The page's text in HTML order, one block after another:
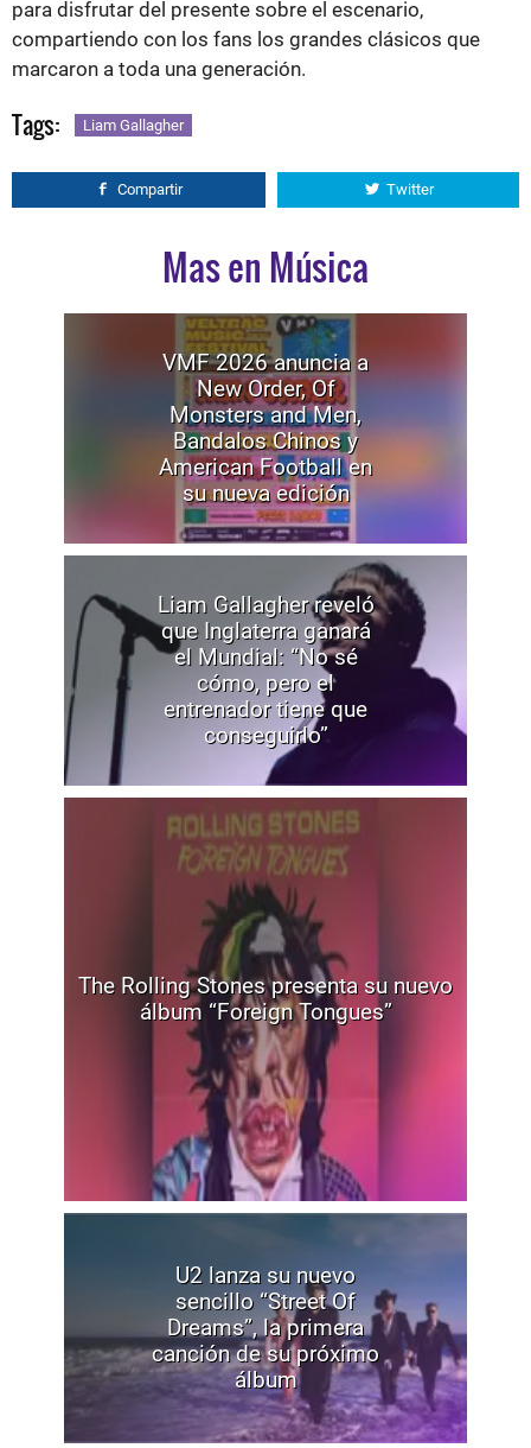
para disfrutar del presente sobre el escenario,
compartiendo con los fans los grandes clásicos que
marcaron a toda una generación.
Tags: Liam Gallagher
Compartir Twitter
Mas en Música
VMF 2026 anuncia a
New Order, Of
Monsters and Men,
Bandalos Chinos y
American Football en
su nueva edición
Liam Gallagher reveló
que Inglaterra ganará
el Mundial: “No sé
cómo, pero el
entrenador tiene que
conseguirlo”
The Rolling Stones presenta su nuevo
álbum “Foreign Tongues”
U2 lanza su nuevo
sencillo “Street Of
Dreams”, la primera
canción de su próximo
álbum